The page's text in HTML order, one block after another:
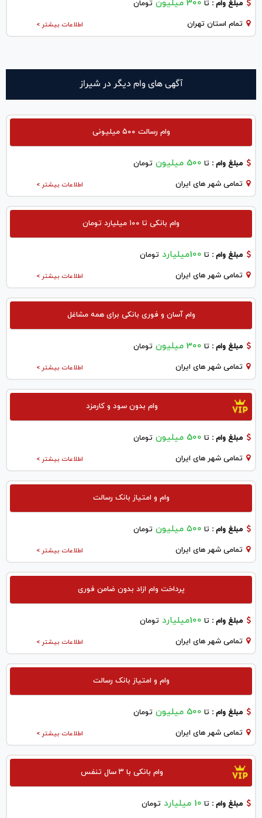
مبلغ وام : تا 300 میلیون تومان
اطلاعات بیشتر > تمام استان تهران
آگهی های وام دیگر در شيراز
وام رسالت ۵۰۰ میلیونی
مبلغ وام : تا 500 میلیون تومان
اطلاعات بیشتر > تمامی شهر های ایران
وام بانکی تا ۱۰۰ میلیارد تومان
مبلغ وام : تا 100میلیارد تومان
اطلاعات بیشتر > تمامی شهر های ایران
وام آسان و فوری بانکی برای همه مشاغل
مبلغ وام : تا 300 میلیون تومان
اطلاعات بیشتر > تمامی شهر های ایران
وام بدون سود و کارمزد
مبلغ وام : تا 500 میلیون تومان
اطلاعات بیشتر > تمامی شهر های ایران
وام و امتیاز بانک رسالت
مبلغ وام : تا ۵۰۰ میلیون تومان
اطلاعات بیشتر > تمامی شهر های ایران
پرداخت وام ازاد بدون ضامن فوری
مبلغ وام : تا 100میلیارد تومان
اطلاعات بیشتر > تمامی شهر های ایران
وام و امتیاز بانک رسالت
مبلغ وام : تا 500 میلیون تومان
اطلاعات بیشتر > تمامی شهر های ایران
وام بانکی با ۳ سال تنفس
مبلغ وام : تا 10 میلیارد تومان